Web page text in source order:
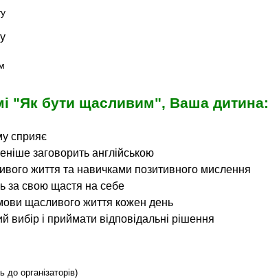
"Як бути щасливим", Ваша дитина:
сприяє
заговорить англійською
життя та навичками позитивного мислення
за свою щастя на себе
щасливого життя кожен день
і приймати відповідальні рішення
організаторів)